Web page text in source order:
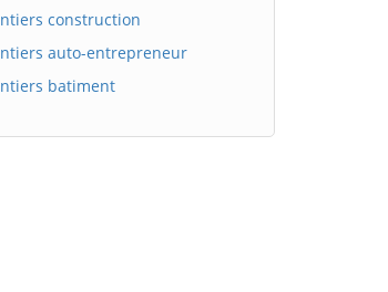
construction
auto-entrepreneur
batiment